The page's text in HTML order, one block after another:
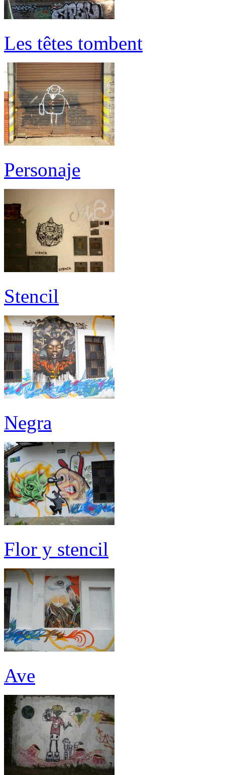
Les têtes tombent
Personaje
Stencil
Negra
Flor y stencil
Ave